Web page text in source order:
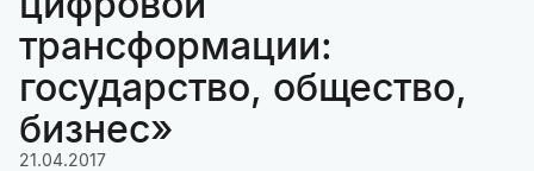
трансформации:
государство, общество,
бизнес»
21.04.2017